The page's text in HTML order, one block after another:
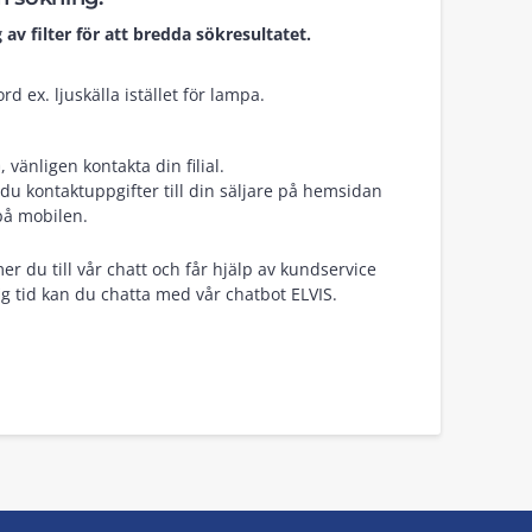
av filter för att bredda sökresultatet.
ex. ljuskälla istället för lampa.
vänligen kontakta din filial.
kontaktuppgifter till din säljare på hemsidan
mobilen.
du till vår chatt och får hjälp av kundservice
tid kan du chatta med vår chatbot ELVIS.